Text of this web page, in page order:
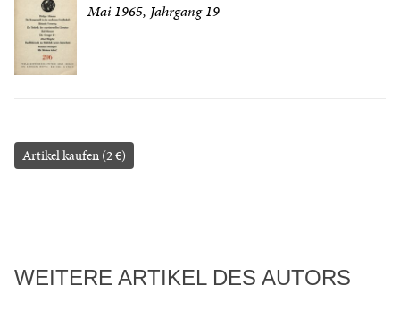
Mai 1965, Jahrgang 19
Artikel kaufen (2 €)
WEITERE ARTIKEL DES AUTORS